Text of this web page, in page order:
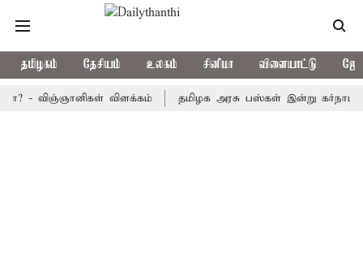
தமிழகம் தேசியம் உலகம் சினிமா விளையாட்டு
விளக்கம் தமிழக அரசு பஸ்கள் இன்று